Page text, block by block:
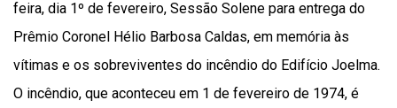
feira, dia 1º de fevereiro, Sessão Solene para entrega do
Prêmio Coronel Hélio Barbosa Caldas, em memória às
vítimas e os sobreviventes do incêndio do Edifício Joelma.
O incêndio, que aconteceu em 1 de fevereiro de 1974, é